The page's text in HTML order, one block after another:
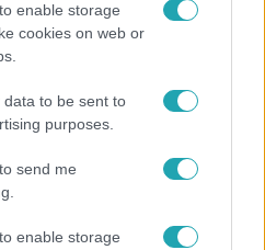
enable storage
cookies on web or
to be sent to
purposes.
send me
enable storage
– így alakul a
felében